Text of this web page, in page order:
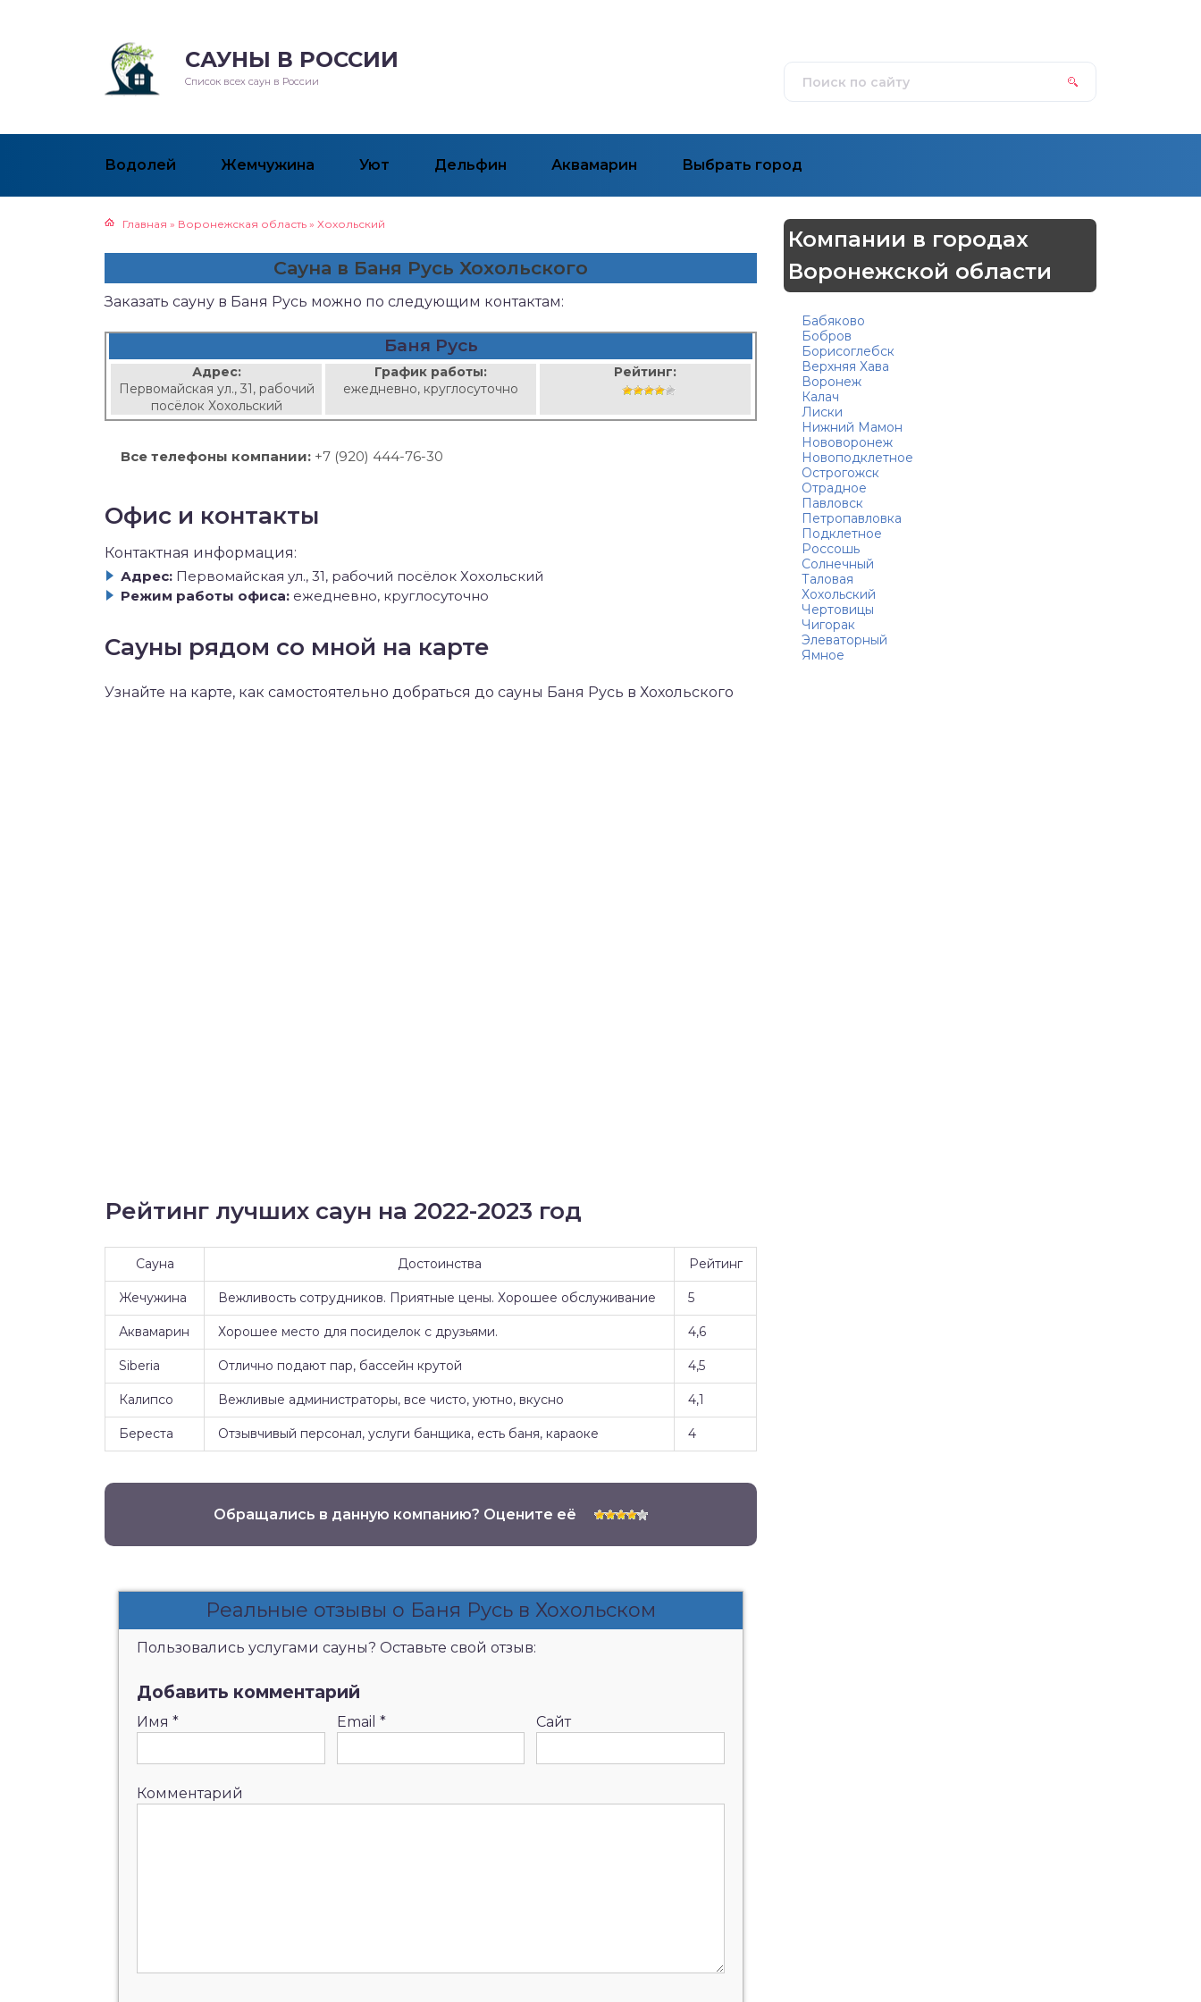
САУНЫ В РОССИИ
Список всех саун в России
Водолей Жемчужина Уют Дельфин Аквамарин Выбрать город
Главная » Воронежская область » Хохольский
Сауна в Баня Русь Хохольского
Заказать сауну в Баня Русь можно по следующим контактам:
Баня Русь
Адрес:
Первомайская ул., 31, рабочий
посёлок Хохольский
График работы:
ежедневно, круглосуточно
Рейтинг:
Все телефоны компании: +7 (920) 444-76-30
Офис и контакты
Контактная информация:
Адрес: Первомайская ул., 31, рабочий посёлок Хохольский
Режим работы офиса: ежедневно, круглосуточно
Сауны рядом со мной на карте
Узнайте на карте, как самостоятельно добраться до сауны Баня Русь в Хохольского
Рейтинг лучших саун на 2022-2023 год
Сауна Достоинства Рейтинг
Жечужина Вежливость сотрудников. Приятные цены. Хорошее обслуживание 5
Аквамарин Хорошее место для посиделок с друзьями. 4,6
Siberia Отлично подают пар, бассейн крутой 4,5
Калипсо Вежливые администраторы, все чисто, уютно, вкусно 4,1
Береста Отзывчивый персонал, услуги банщика, есть баня, караоке 4
Обращались в данную компанию? Оцените её
Реальные отзывы о Баня Русь в Хохольском
Пользовались услугами сауны? Оставьте свой отзыв:
Добавить комментарий
Имя * Email * Сайт
Комментарий
Компании в городах
Воронежской области
Бабяково
Бобров
Борисоглебск
Верхняя Хава
Воронеж
Калач
Лиски
Нижний Мамон
Нововоронеж
Новоподклетное
Острогожск
Отрадное
Павловск
Петропавловка
Подклетное
Россошь
Солнечный
Таловая
Хохольский
Чертовицы
Чигорак
Элеваторный
Ямное